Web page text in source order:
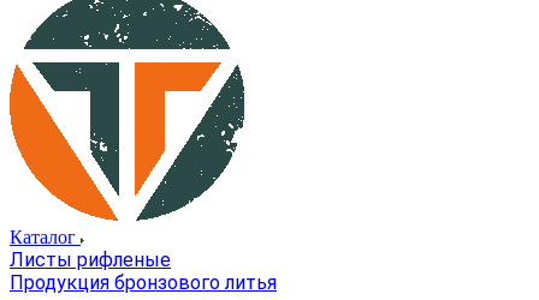
Каталог
Листы рифленые
Продукция бронзового литья